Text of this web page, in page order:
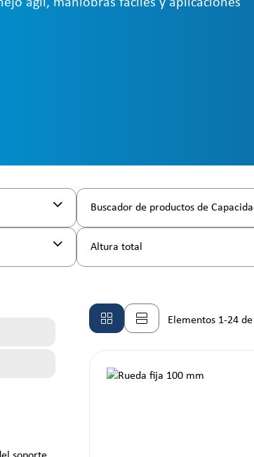
ágil, maniobras fáciles y aplicaciones
Buscador de productos de
Altura total
Elementos 1-24